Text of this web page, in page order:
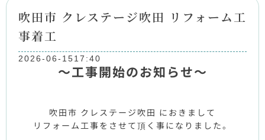
吹田市 クレステージ吹田 リフォーム工
事着工
2026-06-1517:40
～工事開始のお知らせ～
吹田市 クレステージ吹田 におきまして
リフォーム工事をさせて頂く事になりました。